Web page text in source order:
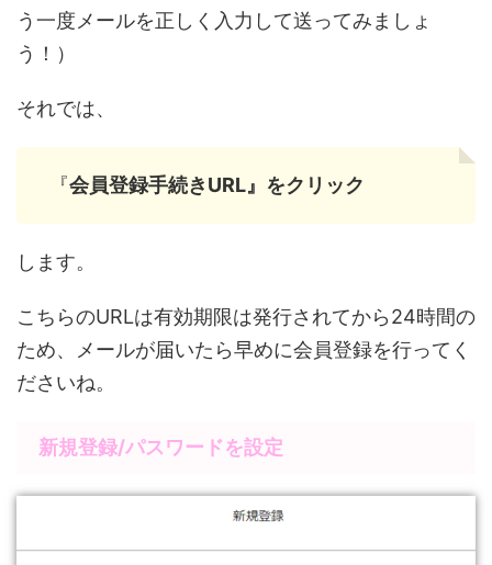
う一度メールを正しく入力して送ってみましょ
う！）
それでは、
『会員登録手続きURL』をクリック
します。
こちらのURLは有効期限は発行されてから24時間の
ため、メールが届いたら早めに会員登録を行ってく
ださいね。
新規登録/パスワードを設定